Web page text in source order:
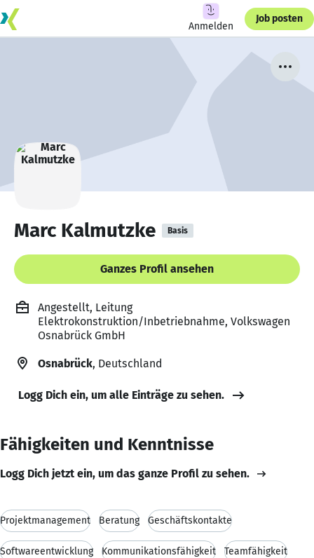
Anmelden
Job posten
Marc Kalmutzke Basis
Ganzes Profil ansehen
Angestellt, Leitung
Elektrokonstruktion/Inbetriebnahme, Volkswagen
Osnabrück GmbH
Osnabrück, Deutschland
Logg Dich ein, um alle Einträge zu sehen.
Fähigkeiten und Kenntnisse
Logg Dich jetzt ein, um das ganze Profil zu sehen.
Projektmanagement Beratung Geschäftskontakte
Softwareentwicklung Kommunikationsfähigkeit Teamfähigkeit